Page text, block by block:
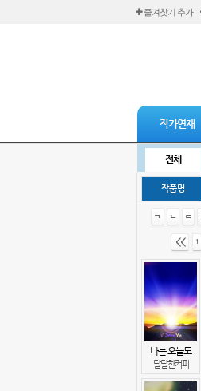
즐겨찾기 추가
작가연재
전체
작품명
ㄱ ㄴ ㄷ
<< 1
나는 오늘도
달달한커피